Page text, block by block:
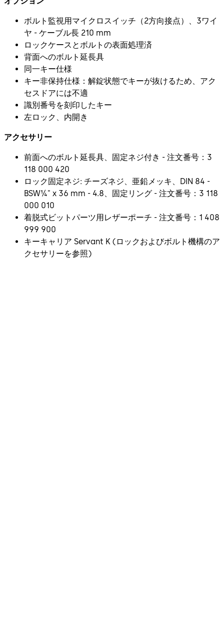
ボルト監視用マイクロスイッチ（2方向接点）、3ワイ
ヤ - ケーブル長 210 mm
ロックケースとボルトの表面処理済
背面へのボルト延長具
同一キー仕様
キー非保持仕様：解錠状態でキーが抜けるため、アク
セスドアには不適
識別番号を刻印したキー
左ロック、内開き
アクセサリー
前面へのボルト延長具、固定ネジ付き - 注文番号：3
118 000 420
ロック固定ネジ: チーズネジ、亜鉛メッキ、DIN 84 -
BSW¼" x 36 mm - 4.8、固定リング - 注文番号：3 118
000 010
着脱式ビットパーツ用レザーポーチ - 注文番号：1 408
999 900
キーキャリア Servant K (ロックおよびボルト機構のア
クセサリーを参照)